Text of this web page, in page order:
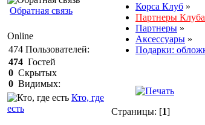
Обратная связь
Online
474 Пользователей:
474 Гостей
0 Скрытых
0 Видимых:
Кто, где
есть
Корса Клуб »
Партнеры Клуба
Партнеры »
Аксессуары »
Подарки:
Страницы: [1]